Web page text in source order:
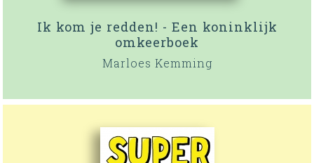
Ik kom je redden! - Een koninklijk
omkeerboek
Marloes Kemming